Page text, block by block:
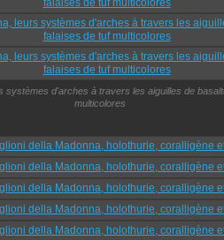
systèmes d'arches à travers les aiguilles de
multicolores